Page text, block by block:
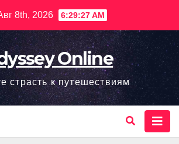
8th, 2026 6:29:28 AM
Online
страсть к путешествиям